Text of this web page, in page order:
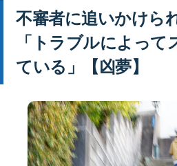
不審者に追いかけら
「トラブルによって
ている」【凶夢】